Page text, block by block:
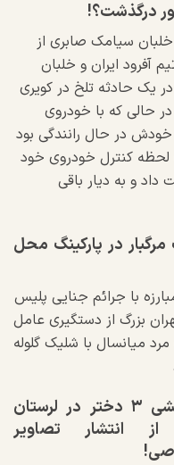
درگذشت؟!
خلبان سیامک صابری از
آفرود ایران و خلبان
در یک حادثه تلخ در کویری
حالی که با خودروی
در حال رانندگی بود
لحظه کنترل خودروی خود
داد و به دیار باقی
در پارکینگ محل
با جرائم جنایی پلیس
بزرگ از دستگیری عامل
میانسال با شلیک گلوله
خودکشی ۳ دختر در لرستان
انتشار تصاویر